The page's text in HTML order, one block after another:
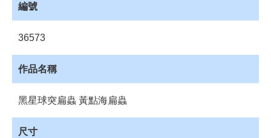
網
站
購
車
編號
36573
作品名稱
黑星球突扁蟲 黃點海扁蟲
尺寸